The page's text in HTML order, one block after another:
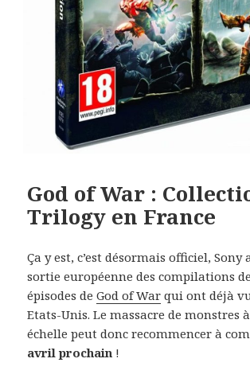
God of War :
Trilogy en France
Ça y est, c’est désormais officiel, Sony
sortie européenne des compilations
épisodes deGod of War qui ont déjà
Etats-Unis. Le massacre de monstres
échelle peut donc recommencer à
avril prochain !